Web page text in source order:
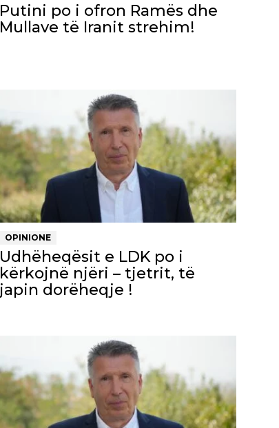
Putini po i ofron Ramës dhe
Mullave të Iranit strehim!
OPINIONE
Udhëheqësit e LDK po i
kërkojnë njëri – tjetrit, të
japin dorëheqje !